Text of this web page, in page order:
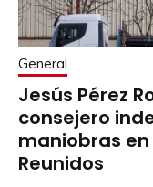
General
Jesús Pérez
consejero
maniobras
Reunidos